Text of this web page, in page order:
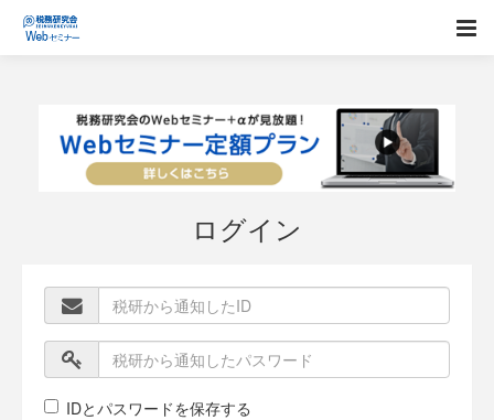
ログイン
IDとパスワードを保存する